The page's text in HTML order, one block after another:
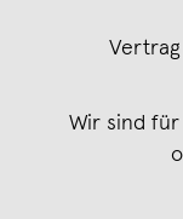
Wir sind für